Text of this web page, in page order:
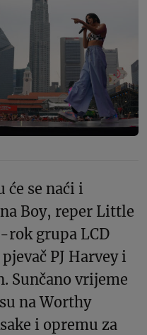
će se naći i
Boy, reper Little
rok grupa LCD
PJ Harvey i
Sunčano vrijeme
na Worthy
i opremu za